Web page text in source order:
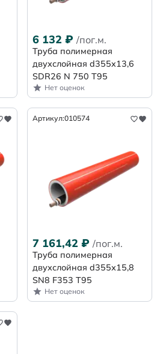
6 132 ₽ /пог.м.
Труба полимерная
двухслойная d355x13,6
SDR26 N 750 Т95
Нет оценок
Артикул:010574
7 161,42 ₽ /пог.м.
Труба полимерная
двухслойная d355х15,8
SN8 F353 Т95
Нет оценок